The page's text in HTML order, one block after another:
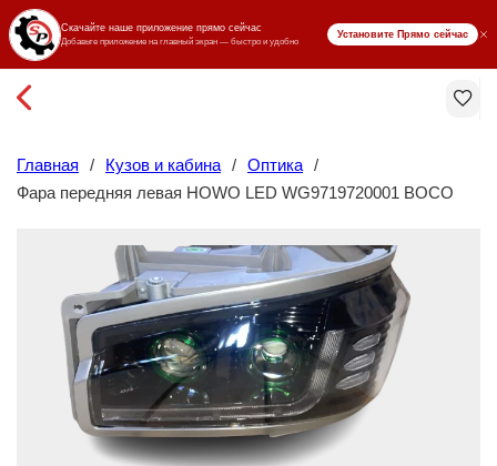
₸ KZT
Главная / Кузов и кабина / Оптика /
Фара передняя левая HOWO LED WG9719720001 BOCO